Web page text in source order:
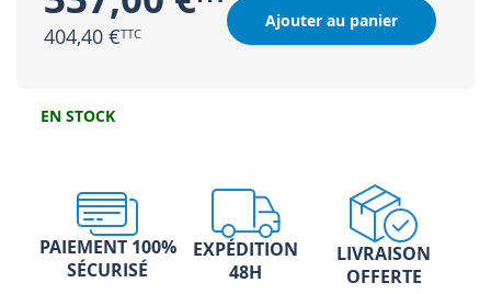
404,40 €
Ajouter au panier
EN STOCK
PAIEMENT 100%
SÉCURISÉ
EXPÉDITION
48H
LIVRAISON
OFFERTE